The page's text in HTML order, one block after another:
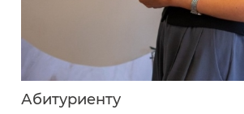
Абитуриенту